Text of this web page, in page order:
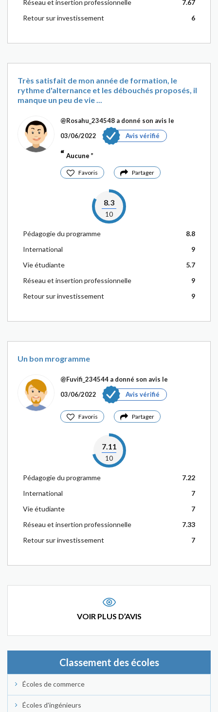
Réseau et insertion professionnelle
7.67
Retour sur investissement
6
Très satisfait de mon année de formation, le
rythme d'alternance et les débouchés proposés, il
manque un peu de vie ...
@Rosahu_234548 a donné son avis le
03/06/2022
Avis vérifié
Aucune
Favoris Partager
8.3
10
Pédagogie du programme
8.8
International
9
Vie étudiante
5.7
Réseau et insertion professionnelle
9
Retour sur investissement
9
Un bon mrogramme
@Fuvifi_234544 a donné son avis le
03/06/2022
Avis vérifié
Favoris Partager
7.11
10
Pédagogie du programme
7.22
International
7
Vie étudiante
7
Réseau et insertion professionnelle
7.33
Retour sur investissement
7
VOIR PLUS D’AVIS
Classement des écoles
Écoles de commerce
Écoles d'ingénieurs